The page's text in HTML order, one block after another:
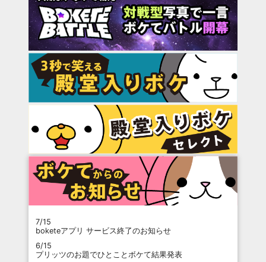
7/15
boketeアプリ サービス終了のお知らせ
6/15
プリッツのお題でひとことボケて結果発表